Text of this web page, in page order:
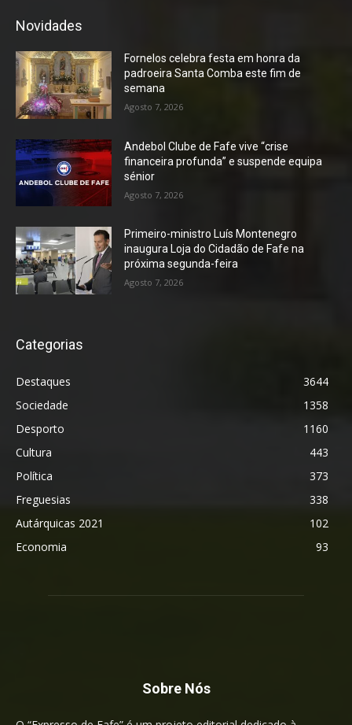
Novidades
Fornelos celebra festa em honra da
padroeira Santa Comba este fim de
semana
Agosto 7, 2026
Andebol Clube de Fafe vive “crise
financeira profunda” e suspende equipa
sénior
Agosto 7, 2026
Primeiro-ministro Luís Montenegro
inaugura Loja do Cidadão de Fafe na
próxima segunda-feira
Agosto 7, 2026
Categorias
Destaques
3644
Sociedade
1358
Desporto
1160
Cultura
443
Política
373
Freguesias
338
Autárquicas 2021
102
Economia
93
Sobre Nós